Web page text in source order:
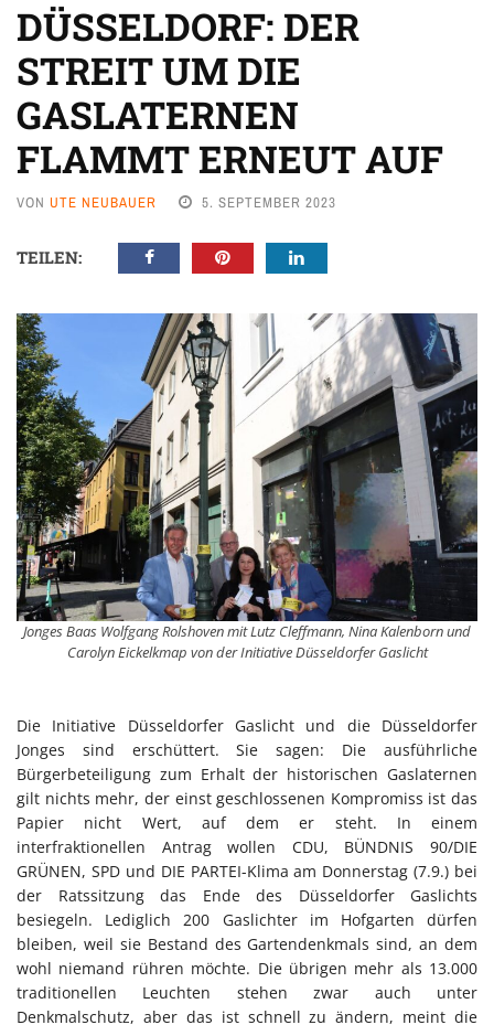
DÜSSELDORF: DER
STREIT UM DIE
GASLATERNEN
FLAMMT ERNEUT AUF
VON UTE NEUBAUER 5. SEPTEMBER 2023
TEILEN:
Jonges Baas Wolfgang Rolshoven mit Lutz Cleffmann, Nina Kalenborn und
Carolyn Eickelkmap von der Initiative Düsseldorfer Gaslicht
Die Initiative Düsseldorfer Gaslicht und die Düsseldorfer
Jonges sind erschüttert. Sie sagen: Die ausführliche
Bürgerbeteiligung zum Erhalt der historischen Gaslaternen
gilt nichts mehr, der einst geschlossenen Kompromiss ist das
Papier nicht Wert, auf dem er steht. In einem
interfraktionellen Antrag wollen CDU, BÜNDNIS 90/DIE
GRÜNEN, SPD und DIE PARTEI-Klima am Donnerstag (7.9.) bei
der Ratssitzung das Ende des Düsseldorfer Gaslichts
besiegeln. Lediglich 200 Gaslichter im Hofgarten dürfen
bleiben, weil sie Bestand des Gartendenkmals sind, an dem
wohl niemand rühren möchte. Die übrigen mehr als 13.000
traditionellen Leuchten stehen zwar auch unter
Denkmalschutz, aber das ist schnell zu ändern, meint die